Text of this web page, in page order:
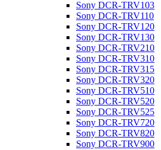
Sony DCR-TRV103
Sony DCR-TRV110
Sony DCR-TRV120
Sony DCR-TRV130
Sony DCR-TRV210
Sony DCR-TRV310
Sony DCR-TRV315
Sony DCR-TRV320
Sony DCR-TRV510
Sony DCR-TRV520
Sony DCR-TRV525
Sony DCR-TRV720
Sony DCR-TRV820
Sony DCR-TRV900